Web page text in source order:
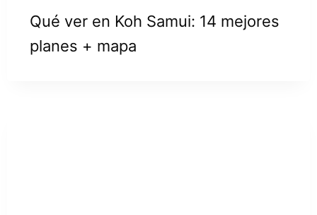
Qué ver en Koh Samui: 14 mejores
planes + mapa